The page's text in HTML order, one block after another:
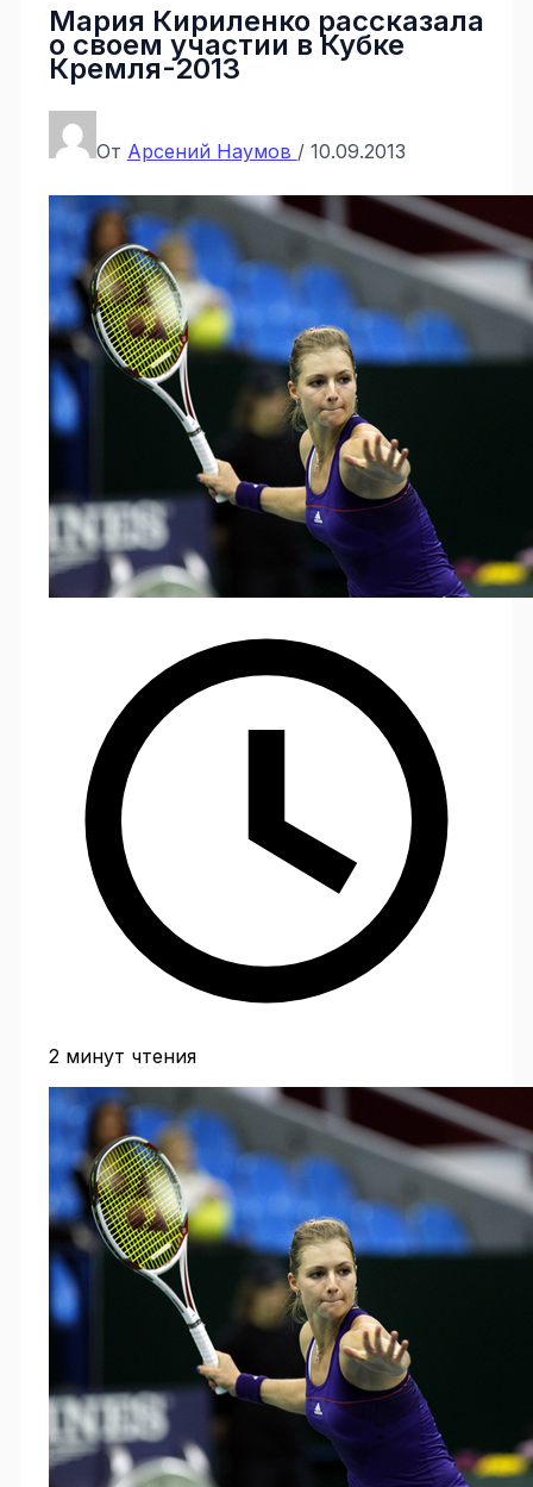
Мария Кириленко рассказала
о своем участии в Кубке
Кремля-2013
От Арсений Наумов / 10.09.2013
2 минут чтения